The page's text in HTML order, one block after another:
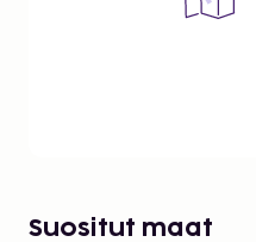
Suositut maat